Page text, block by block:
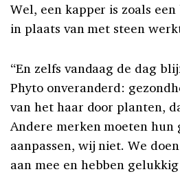
Wel, een kapper is zoals
in plaats van met steen
“En zelfs vandaag de dag
Phyto onveranderd:
van het haar door planten,
Andere merken moeten hun
aanpassen, wij niet. We
aan mee en hebben